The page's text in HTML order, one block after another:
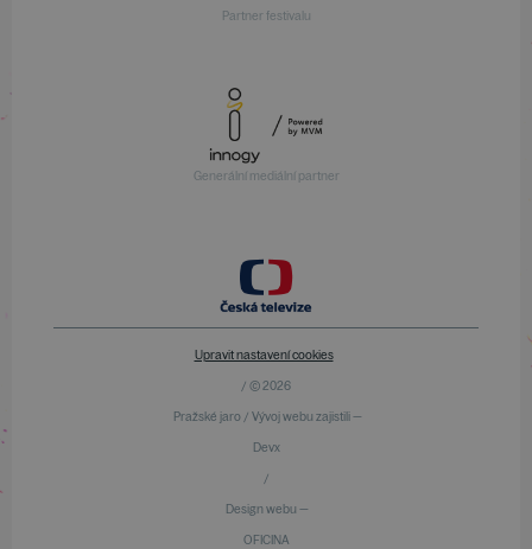
Partner festivalu
Generální mediální partner
Upravit nastavení cookies
/ © 2026
Pražské jaro / Vývoj webu zajistili —
Devx
/
Design webu —
OFICINA